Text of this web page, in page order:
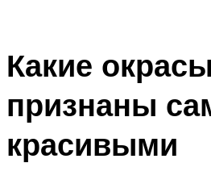
Какие окрасы
признаны
красивыми